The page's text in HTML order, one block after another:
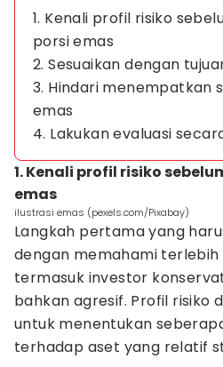
1. Kenali profil risiko
porsi emas
2. Sesuaikan dengan
3. Hindari menempatkan
emas
4. Lakukan evaluasi
1. Kenali profil risiko
emas
ilustrasi emas (pexels.com/Pixabay)
Langkah pertama yang
dengan memahami
termasuk investor
bahkan agresif. Profil risiko
untuk menentukan
terhadap aset yang relatif